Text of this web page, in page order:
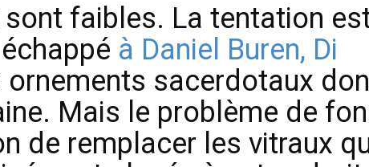
faibles. La tentation
à Daniel Buren, Di
ornements sacerdotaux
Mais le problème de
de remplacer les vitraux